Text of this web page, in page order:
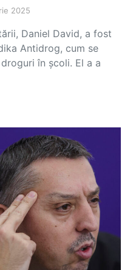
2025
Daniel David, a fost
Antidrog, cum se
în şcoli. El a a